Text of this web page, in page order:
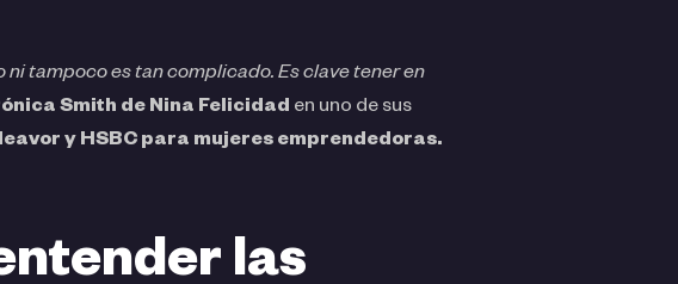
ni tampoco es tan complicado. Es clave tener en
Smith de Nina Felicidad en uno de sus
y HSBC para mujeres emprendedoras.
las